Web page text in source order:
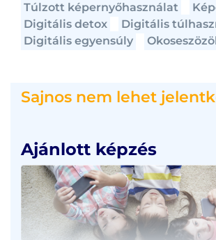
Túlzott képernyőhasználat
Digitális detox
Digitális
Digitális egyensúly
Sajnos nem lehet
Ajánlott képzés